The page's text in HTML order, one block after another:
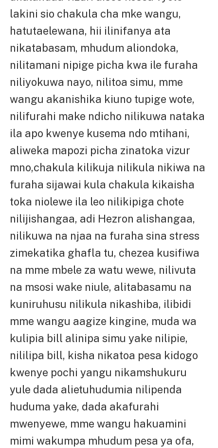
lakini sio chakula cha mke wangu,
hatutaelewana, hii ilinifanya ata
nikatabasam, mhudum aliondoka,
nilitamani nipige picha kwa ile furaha
niliyokuwa nayo, nilitoa simu, mme
wangu akanishika kiuno tupige wote,
nilifurahi make ndicho nilikuwa nataka
ila apo kwenye kusema ndo mtihani,
aliweka mapozi picha zinatoka vizur
mno,chakula kilikuja nilikula nikiwa na
furaha sijawai kula chakula kikaisha
toka niolewe ila leo nilikipiga chote
nilijishangaa, adi Hezron alishangaa,
nilikuwa na njaa na furaha sina stress
zimekatika ghafla tu, chezea kusifiwa
na mme mbele za watu wewe, nilivuta
na msosi wake niule, alitabasamu na
kuniruhusu nilikula nikashiba, ilibidi
mme wangu aagize kingine, muda wa
kulipia bill alinipa simu yake nilipie,
nililipa bill, kisha nikatoa pesa kidogo
kwenye pochi yangu nikamshukuru
yule dada alietuhudumia nilipenda
huduma yake, dada akafurahi
mwenyewe, mme wangu hakuamini
mimi wakumpa mhudum pesa ya ofa,